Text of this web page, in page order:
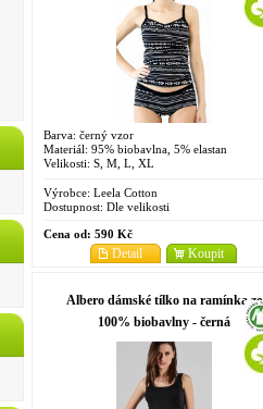
Barva: černý vzor
Materiál: 95% biobavlna, 5% elastan
Velikosti: S, M, L, XL
Výrobce: Leela Cotton
Dostupnost: Dle velikosti
Cena od: 590 Kč
Koupit
Detail
Albero dámské tílko na ramínka ze
100% biobavlny - černá